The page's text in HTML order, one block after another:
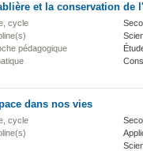
et la conservation de
cycle
pédagogique
dans nos vies
cycle